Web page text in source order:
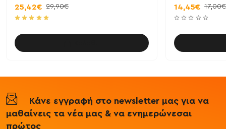
25,42€ 29,90€ 14,45€ 17,00€
Κάνε εγγραφή στο newsletter μας για να
μαθαίνεις τα νέα μας & να ενημερώνεσαι
πρώτος